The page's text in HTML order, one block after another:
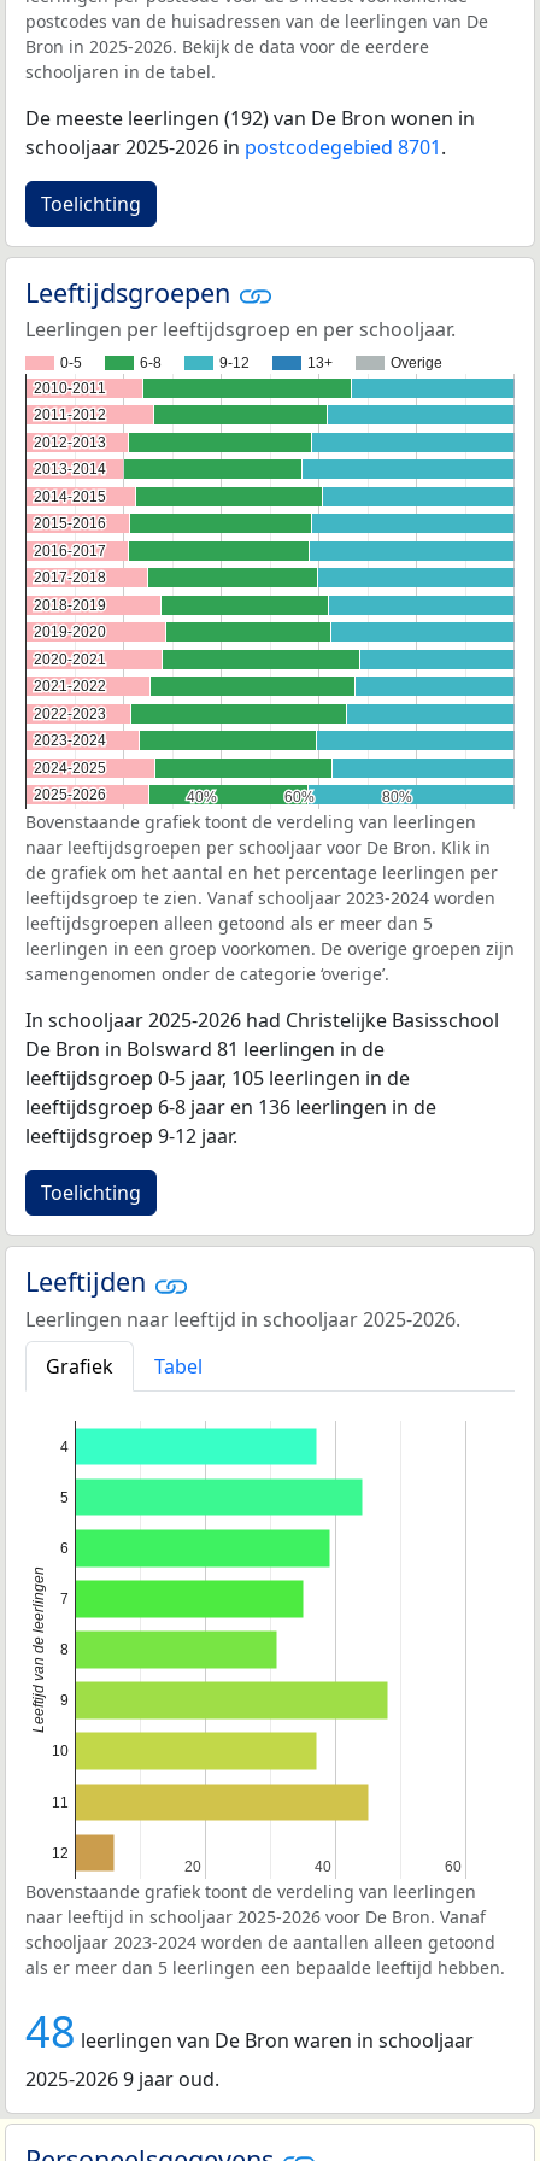
postcodes van de huisadressen van de leerlingen van De
Bron in 2025-2026. Bekijk de data voor de eerdere
schooljaren in de tabel.
De meeste leerlingen (192) van De Bron wonen in
schooljaar 2025-2026 in postcodegebied 8701.
Toelichting
Leeftijdsgroepen
Leerlingen per leeftijdsgroep en per schooljaar.
0-5 6-8 9-12 13+ Overige
40%
40% 60%
60% 80%
80%
2010-2011
2010-2011
2011-2012
2011-2012
2012-2013
2012-2013
2013-2014
2013-2014
2014-2015
2014-2015
2015-2016
2015-2016
2016-2017
2016-2017
2017-2018
2017-2018
2018-2019
2018-2019
2019-2020
2019-2020
2020-2021
2020-2021
2021-2022
2021-2022
2022-2023
2022-2023
2023-2024
2023-2024
2024-2025
2024-2025
2025-2026
2025-2026
Bovenstaande grafiek toont de verdeling van leerlingen
naar leeftijdsgroepen per schooljaar voor De Bron. Klik in
de grafiek om het aantal en het percentage leerlingen per
leeftijdsgroep te zien. Vanaf schooljaar 2023-2024 worden
leeftijdsgroepen alleen getoond als er meer dan 5
leerlingen in een groep voorkomen. De overige groepen zijn
samengenomen onder de categorie ‘overige’.
In schooljaar 2025-2026 had Christelijke Basisschool
De Bron in Bolsward 81 leerlingen in de
leeftijdsgroep 0-5 jaar, 105 leerlingen in de
leeftijdsgroep 6-8 jaar en 136 leerlingen in de
leeftijdsgroep 9-12 jaar.
Toelichting
Leeftijden
Leerlingen naar leeftijd in schooljaar 2025-2026.
Grafiek
Tabel
20
20 40
40 60
60
4
5
6
7
8
9
10
11
12
Leeftijd van de leerlingen
Bovenstaande grafiek toont de verdeling van leerlingen
naar leeftijd in schooljaar 2025-2026 voor De Bron. Vanaf
schooljaar 2023-2024 worden de aantallen alleen getoond
als er meer dan 5 leerlingen een bepaalde leeftijd hebben.
48 leerlingen van De Bron waren in schooljaar
2025-2026 9 jaar oud.